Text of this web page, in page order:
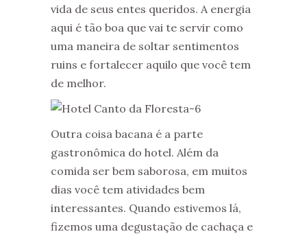
vida de seus entes queridos. A energia
aqui é tão boa que vai te servir como
uma maneira de soltar sentimentos
ruins e fortalecer aquilo que você tem
de melhor.
Outra coisa bacana é a parte
gastronômica do hotel. Além da
comida ser bem saborosa, em muitos
dias você tem atividades bem
interessantes. Quando estivemos lá,
fizemos uma degustação de cachaça e